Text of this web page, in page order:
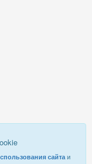
сайта и